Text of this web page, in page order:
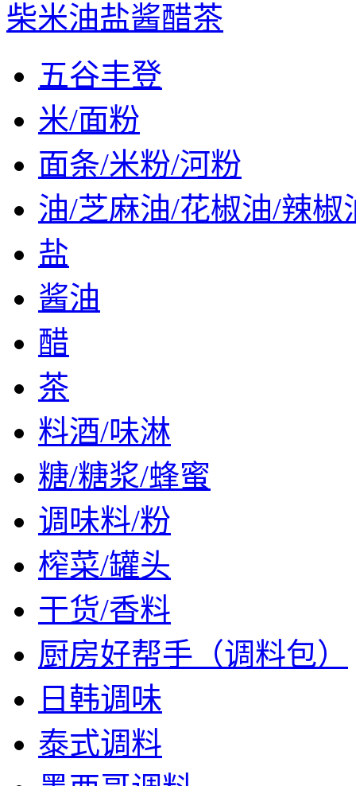
柴米油盐酱醋茶
五谷丰登
米/面粉
面条/米粉/河粉
油/芝麻油/花椒油/辣椒
盐
酱油
醋
茶
料酒/味淋
糖/糖浆/蜂蜜
调味料/粉
榨菜/罐头
干货/香料
厨房好帮手（调料包）
日韩调味
泰式调料